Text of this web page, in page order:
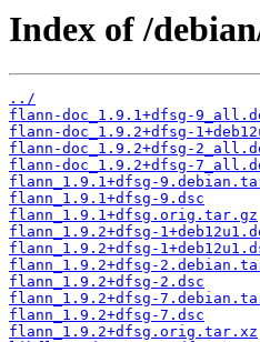
Index of /
../
flann-doc_1.9.1+dfsg-
flann-doc_1.9.2+dfsg-
flann-doc_1.9.2+dfsg-
flann-doc_1.9.2+dfsg-
flann_1.9.1+dfsg-
flann_1.9.1+dfsg-9.dsc
flann_1.9.1+dfsg.orig.tar.gz
flann_1.9.2+dfsg-
flann_1.9.2+dfsg-
flann_1.9.2+dfsg-
flann_1.9.2+dfsg-2.dsc
flann_1.9.2+dfsg-
flann_1.9.2+dfsg-7.dsc
flann_1.9.2+dfsg.orig.tar.xz